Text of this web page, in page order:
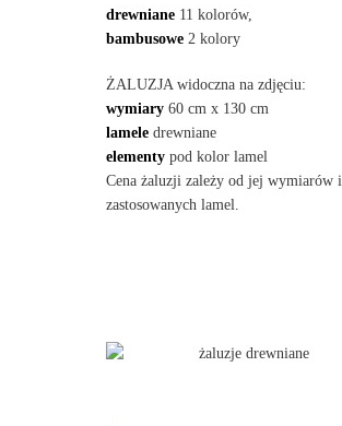
drewniane11 kolorów,
bambusowe2 kolory
ŻALUZJA widoczna na zdjęciu:
wymiary60 cm x 130 cm
lameledrewniane
elementypod kolor lamel
Cena żaluzji zależy od jej wymiarów i
zastosowanych lamel.